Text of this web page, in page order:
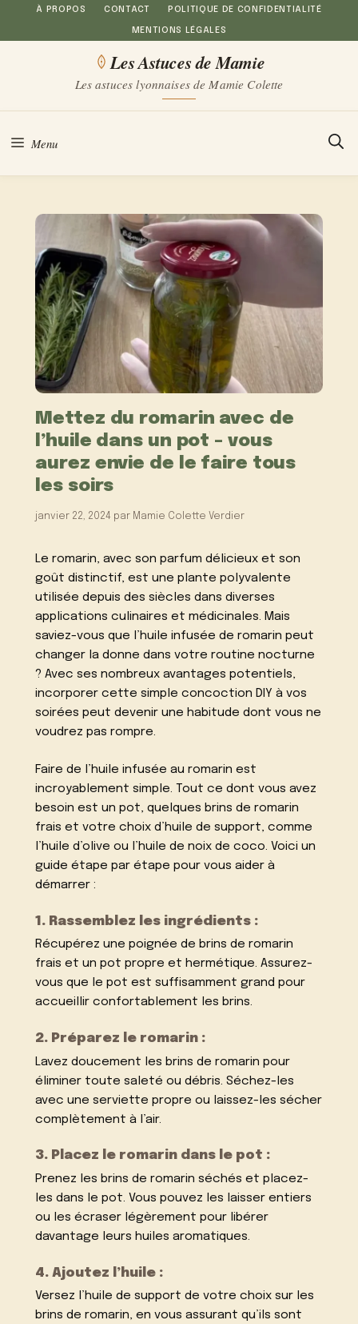
Aller
au
À PROPOS CONTACT POLITIQUE DE CONFIDENTIALITÉ
MENTIONS LÉGALES
Les Astuces de Mamie
Les astuces lyonnaises de Mamie Colette
Menu
Mettez du romarin avec de
l’huile dans un pot – vous
aurez envie de le faire tous
les soirs
janvier 22, 2024 par Mamie Colette Verdier
Le romarin, avec son parfum délicieux et son
goût distinctif, est une plante polyvalente
utilisée depuis des siècles dans diverses
applications culinaires et médicinales. Mais
saviez-vous que l’huile infusée de romarin peut
changer la donne dans votre routine nocturne
? Avec ses nombreux avantages potentiels,
incorporer cette simple concoction DIY à vos
soirées peut devenir une habitude dont vous ne
voudrez pas rompre.
Faire de l’huile infusée au romarin est
incroyablement simple. Tout ce dont vous avez
besoin est un pot, quelques brins de romarin
frais et votre choix d’huile de support, comme
l’huile d’olive ou l’huile de noix de coco. Voici un
guide étape par étape pour vous aider à
démarrer :
1. Rassemblez les ingrédients :
Récupérez une poignée de brins de romarin
frais et un pot propre et hermétique. Assurez-
vous que le pot est suffisamment grand pour
accueillir confortablement les brins.
2. Préparez le romarin :
Lavez doucement les brins de romarin pour
éliminer toute saleté ou débris. Séchez-les
avec une serviette propre ou laissez-les sécher
complètement à l’air.
3. Placez le romarin dans le pot :
Prenez les brins de romarin séchés et placez-
les dans le pot. Vous pouvez les laisser entiers
ou les écraser légèrement pour libérer
davantage leurs huiles aromatiques.
4. Ajoutez l’huile :
Versez l’huile de support de votre choix sur les
brins de romarin, en vous assurant qu’ils sont